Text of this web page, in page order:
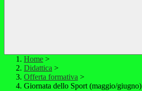
Home >
Didattica >
Offerta formativa >
Giornata dello Sport (maggio/giugno)